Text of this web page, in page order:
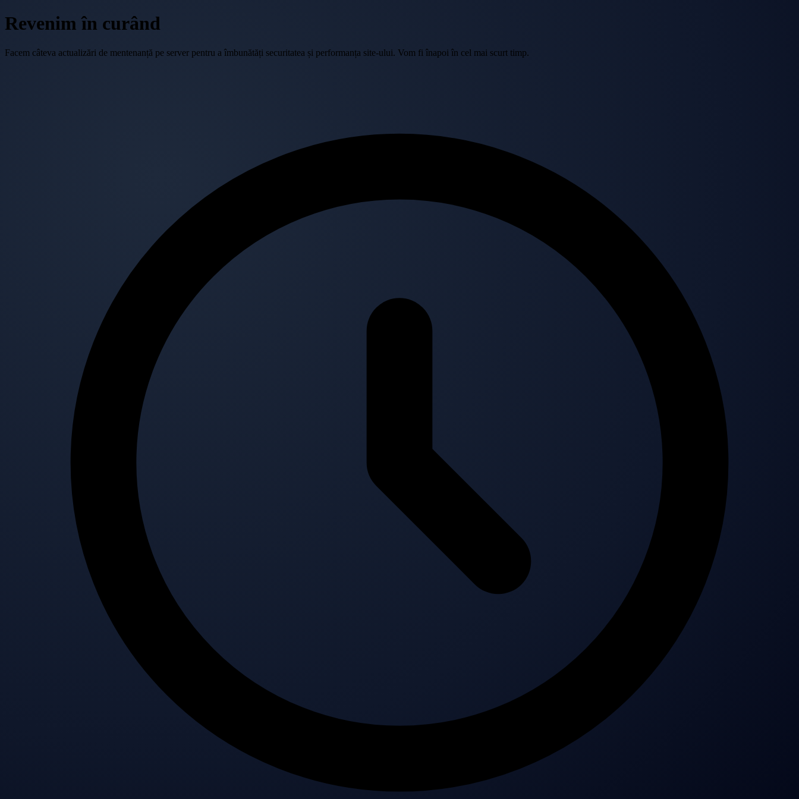
Revenim în curând
Facem câteva actualizări de mentenanță pe server pentru a îmbunătăți securitatea și performanța site-ului. Vom fi înapoi în cel mai scurt timp.